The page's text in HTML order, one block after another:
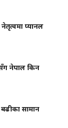
नेतृत्वमा प्यानल
नेपाल किन
सामान